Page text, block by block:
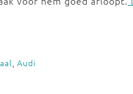
, Audi